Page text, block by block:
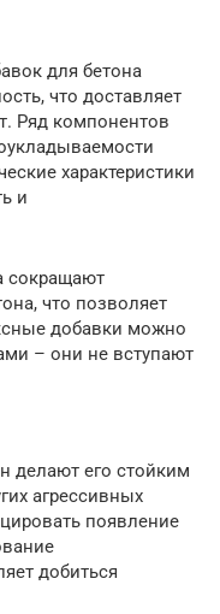
для бетона
что доставляет
Ряд компонентов
характеристики
и
сокращают
что позволяет
добавки можно
– они не вступают
делают его стойким
агрессивных
появление
добиться